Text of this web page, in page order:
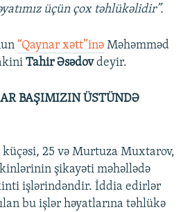
üçün çox təhlükəlidir”.
“Qaynar xətt”inə Məhəmməd
Tahir Əsədovdeyir.
BAŞIMIZIN ÜSTÜNDƏ
25 və Murtuza Muxtarov,
şikayəti məhəllədə
işlərindəndir. İddia edirlər
bu işlər həyatlarına təhlükə